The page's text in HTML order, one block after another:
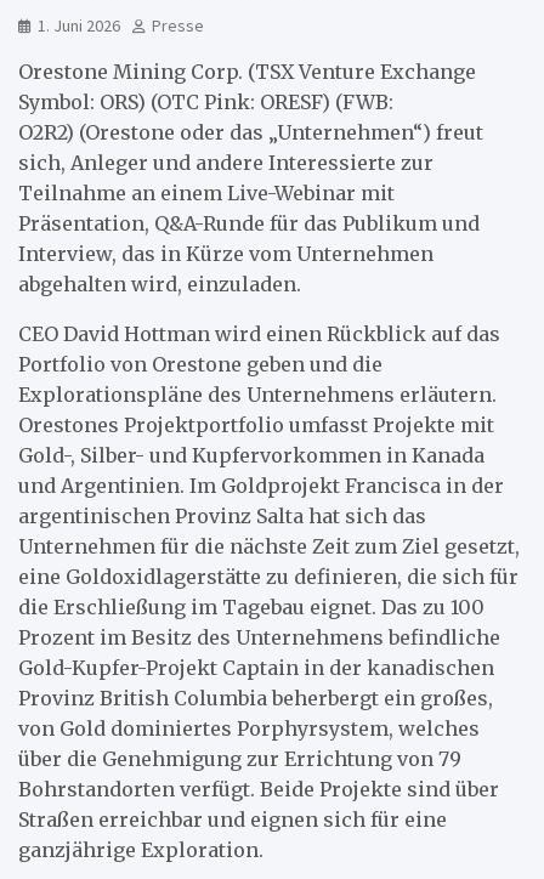
1. Juni 2026 Presse
Orestone Mining Corp. (TSX Venture Exchange
Symbol: ORS) (OTC Pink: ORESF) (FWB:
O2R2) (Orestone oder das „Unternehmen“) freut
sich, Anleger und andere Interessierte zur
Teilnahme an einem Live-Webinar mit
Präsentation, Q&A-Runde für das Publikum und
Interview, das in Kürze vom Unternehmen
abgehalten wird, einzuladen.
CEO David Hottman wird einen Rückblick auf das
Portfolio von Orestone geben und die
Explorationspläne des Unternehmens erläutern.
Orestones Projektportfolio umfasst Projekte mit
Gold-, Silber- und Kupfervorkommen in Kanada
und Argentinien. Im Goldprojekt Francisca in der
argentinischen Provinz Salta hat sich das
Unternehmen für die nächste Zeit zum Ziel gesetzt,
eine Goldoxidlagerstätte zu definieren, die sich für
die Erschließung im Tagebau eignet. Das zu 100
Prozent im Besitz des Unternehmens befindliche
Gold-Kupfer-Projekt Captain in der kanadischen
Provinz British Columbia beherbergt ein großes,
von Gold dominiertes Porphyrsystem, welches
über die Genehmigung zur Errichtung von 79
Bohrstandorten verfügt. Beide Projekte sind über
Straßen erreichbar und eignen sich für eine
ganzjährige Exploration.